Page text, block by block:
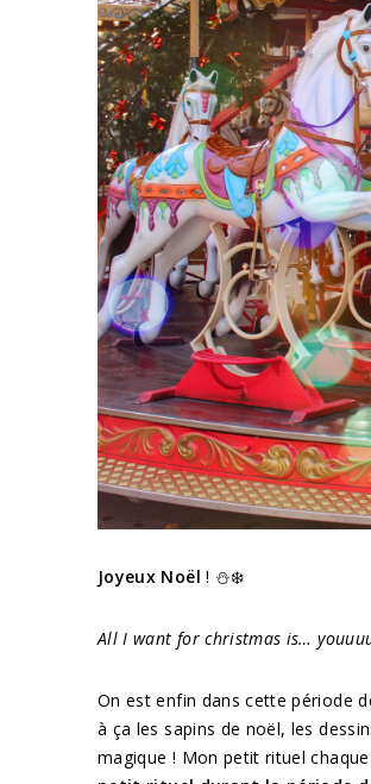
Joyeux Noël! ⛄❄️
All I want for christmas is…
On est enfin dans cette période
à ça les sapins de noël, les
magique ! Mon petit rituel